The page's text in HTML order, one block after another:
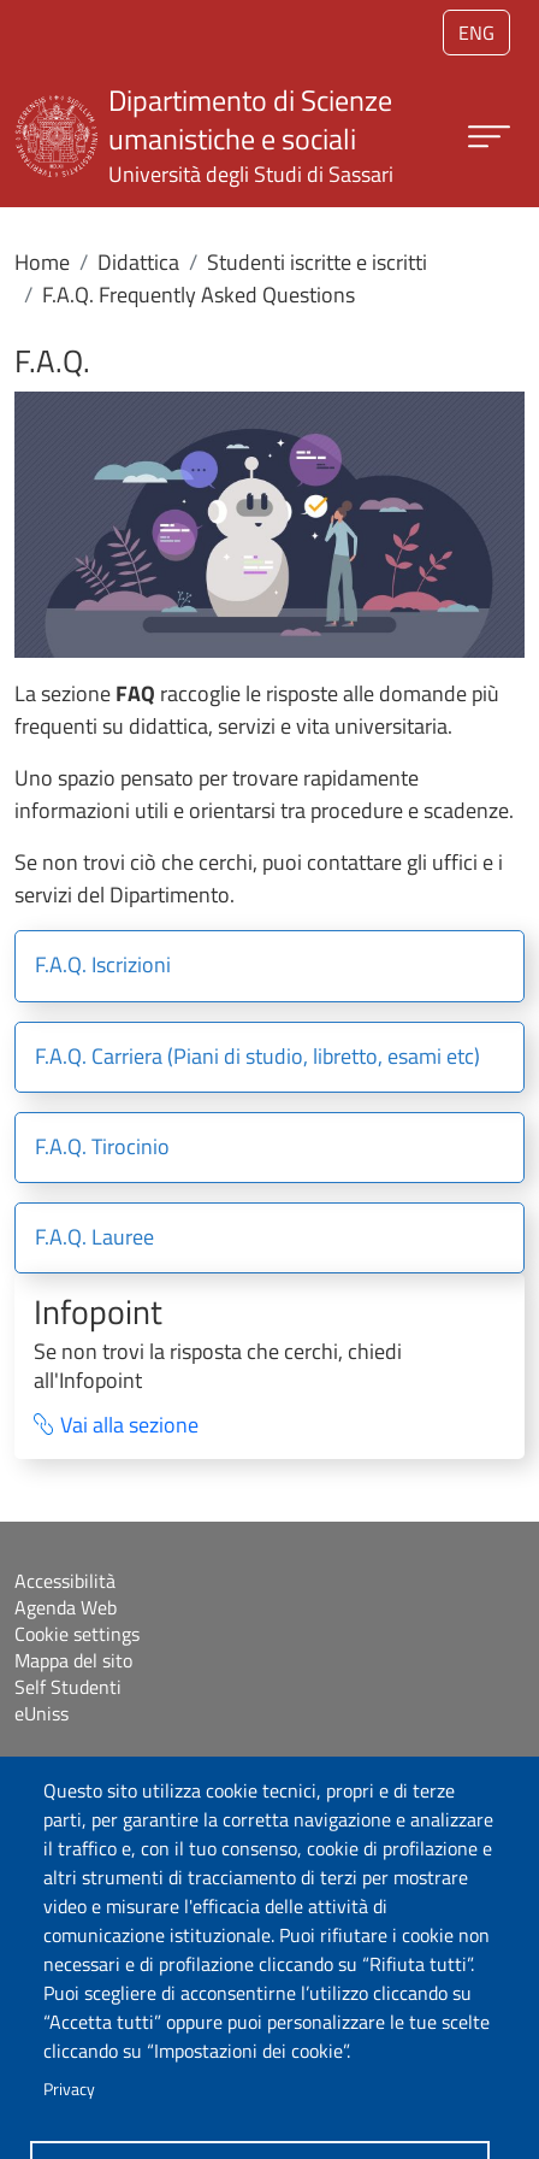
Salta al contenuto principale
ENG
Questo sito utilizza cookie tecnici, propri e di terze
parti, per garantire la corretta navigazione e analizzare
il traffico e, con il tuo consenso, cookie di profilazione e
altri strumenti di tracciamento di terzi per mostrare
video e misurare l'efficacia delle attività di
comunicazione istituzionale. Puoi rifiutare i cookie non
necessari e di profilazione cliccando su “Rifiuta tutti”.
Puoi scegliere di acconsentirne l’utilizzo cliccando su
“Accetta tutti” oppure puoi personalizzare le tue scelte
cliccando su “Impostazioni dei cookie”.
Privacy
Dipartimento di Scienze
umanistiche e sociali
Università degli Studi di Sassari
Home Didattica
Studenti iscritte e iscritti
F.A.Q. Frequently Asked Questions
F.A.Q.
La sezioneFAQ raccoglie le risposte alle domande più
frequenti su didattica, servizi e vita universitaria.
Uno spazio pensato per trovare rapidamente
informazioni utili e orientarsi tra procedure e scadenze.
Se non trovi ciò che cerchi, puoi contattare gli uffici e i
servizi del Dipartimento.
F.A.Q. Iscrizioni
F.A.Q. Carriera (Piani di studio, libretto, esami etc)
F.A.Q. Tirocinio
F.A.Q. Lauree
Infopoint
Se non trovi la risposta che cerchi, chiedi
all'Infopoint
Vai alla sezione
Università degli Studi di Sassari
Dipartimento di Scienze Umanistiche e Sociali
Via Roma 151, 07100 Sassari
PEC: dip.scienze.umanistiche.sociali@pec.uniss.it
P.I. 00196350904
Accessibilità
Agenda Web
Cookie settings
Mappa del sito
Self Studenti
eUniss
Bandi
Dichiarazione di accessibilità
Posta elettronica @uniss.it
Protocollo
Seguici su